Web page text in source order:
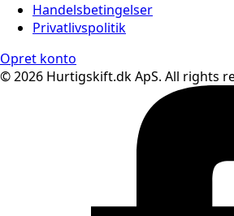
Handelsbetingelser
Privatlivspolitik
Opret konto
© 2026 Hurtigskift.dk ApS. All rights